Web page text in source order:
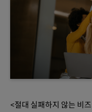
<절대 실패하지 않는 비